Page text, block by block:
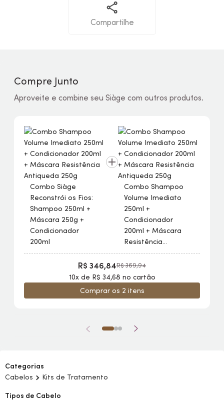
Compartilhe
Compre Junto
Aproveite e combine seu Siàge com outros produtos.
Combo Siàge
Reconstrói os Fios:
Shampoo 250ml +
Máscara 250g +
Condicionador
200ml
Combo Shampoo
Volume Imediato
250ml +
Condicionador
200ml + Máscara
Resistência
Antiqueda 250g
R$ 369,94
R$ 346,84
10x de R$ 34,68 no cartão
Comprar os 2 itens
Categorias
Cabelos
Kits de Tratamento
Tipos de Cabelo